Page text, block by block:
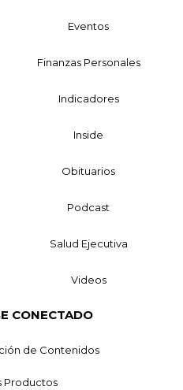
Eventos
Finanzas Personales
Indicadores
Inside
Obituarios
Podcast
Salud Ejecutiva
Videos
CONECTADO
de Contenidos
Productos